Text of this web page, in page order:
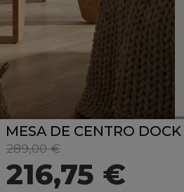
MESA DE CENTRO DOCK
289,00 €
216,75 €